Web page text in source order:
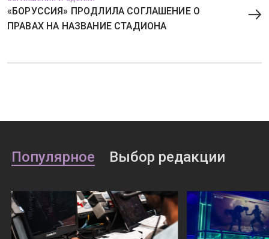
«БОРУССИЯ» ПРОДЛИЛА СОГЛАШЕНИЕ О
ПРАВАХ НА НАЗВАНИЕ СТАДИОНА
Популярное Выбор редакции